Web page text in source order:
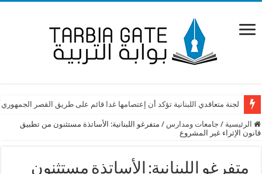
لجنة متعاقدي اللبنانية تؤكد أن إعتصامها غدا قائم على طريق القصر الجمهوري
الرئيسية / جامعات ومدارس / متفرغو اللبنانية: الأساتذة مستثنون من تطبيق
قانون الإثراء غير المشروع
متفرغو اللبنانية: الأساتذة مستثنون